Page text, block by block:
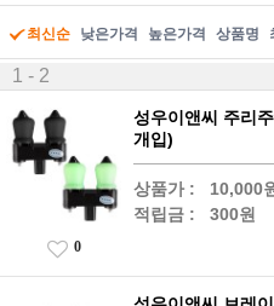
최신순 낮은가격 높은가격 상품명
1 - 2
성우이앤씨 주리
개입)
상품가 : 10,000
적립금 : 300원
0